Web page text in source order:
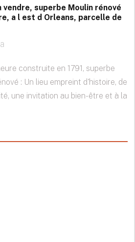
superbe Moulin rénové
a l est d Orleans, parcelle de
construite en 1791, superbe
: Un lieu empreint d'histoire, de
une invitation au bien-être et à la